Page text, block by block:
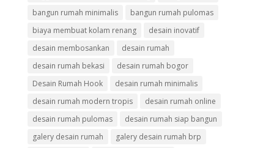
bangun rumah minimalis
bangun rumah pulomas
biaya membuat kolam renang
desain inovatif
desain membosankan
desain rumah
desain rumah bekasi
desain rumah bogor
Desain Rumah Hook
desain rumah minimalis
desain rumah modern tropis
desain rumah online
desain rumah pulomas
desain rumah siap bangun
galery desain rumah
galery desain rumah brp